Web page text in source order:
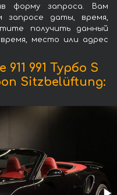
форму запроса. Вам
запросе даты, время,
получить данный
место или адрес
991 Турбо S
Sitzbelüftung: